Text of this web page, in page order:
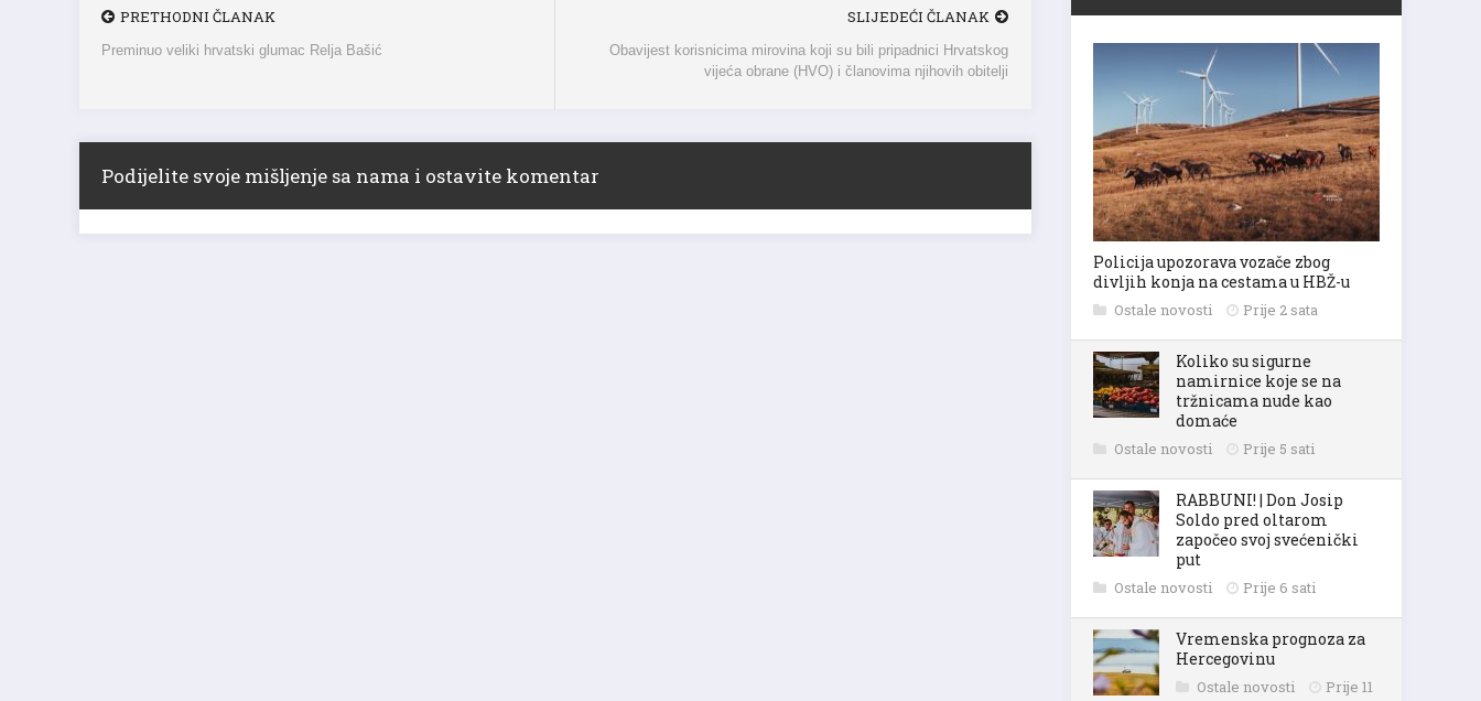
PRETHODNI ČLANAK
Preminuo veliki hrvatski glumac Relja Bašić
SLIJEDEĆI ČLANAK
Obavijest korisnicima mirovina koji su bili pripadnici Hrvatskog
vijeća obrane (HVO) i članovima njihovih obitelji
Podijelite svoje mišljenje sa nama i ostavite komentar
Policija upozorava vozače zbog
divljih konja na cestama u HBŽ-u
Ostale novosti Prije 2 sata
Koliko su sigurne
namirnice koje se na
tržnicama nude kao
domaće
Ostale novosti Prije 5 sati
RABBUNI! | Don Josip
Soldo pred oltarom
započeo svoj svećenički
put
Ostale novosti Prije 6 sati
Vremenska prognoza za
Hercegovinu
Ostale novosti
Prije 11